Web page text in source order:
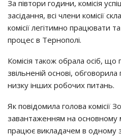
За півтори години, комісія
засідання, всі члени комісії
комісії легітимно працювати
процес в Тернополі.
Комісія також обрала осіб,
звільненій основі,
низку інших робочих питань.
Як повідомила голова комісії
завантаженням на основному
працює викладачем в одному з